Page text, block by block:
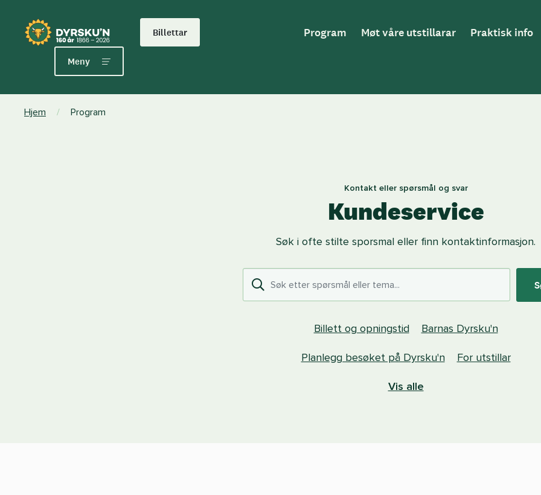
Billettar Hovednavigasjon
Program Møt våre utstillarar Praktisk info
Meny
Hjem / Program
Kontakt eller spørsmål og svar
Kundeservice
Søk i ofte stilte sporsmal eller finn kontaktinformasjon.
Billett og opningstid Barnas Dyrsku'n
Planlegg besøket på Dyrsku'n For utstillar
Vis alle